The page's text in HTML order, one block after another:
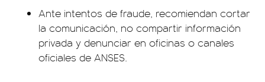
Ante intentos de fraude, recomiendan cortar
la comunicación, no compartir información
privada y denunciar en oficinas o canales
oficiales de ANSES.